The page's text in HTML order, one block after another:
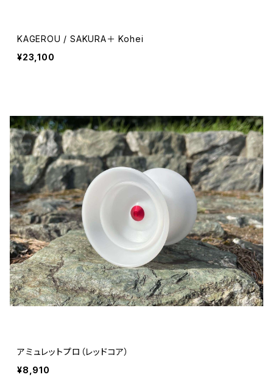
KAGEROU / SAKURA＋ Kohei
¥23,100
アミュレットプロ（レッドコア）
¥8,910